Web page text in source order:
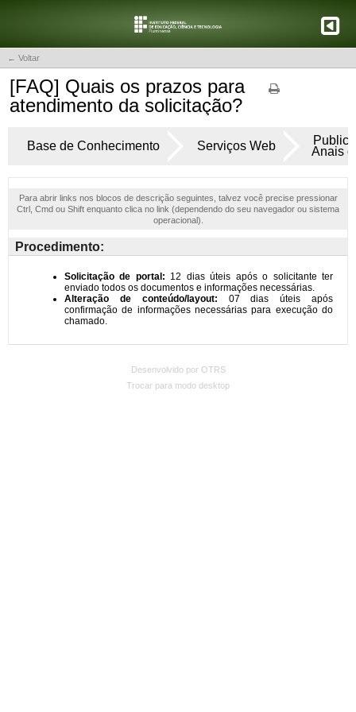
← Voltar
[FAQ] Quais os prazos para
atendimento da solicitação?
Base de Conhecimento Serviços Web
Anais
Para abrir links nos blocos de descrição seguintes, talvez você precise pressionar
Ctrl, Cmd ou Shift enquanto clica no link (dependendo do seu navegador ou sistema
operacional).
Procedimento:
Desenvolvido por OTRS
Trocar para modo desktop